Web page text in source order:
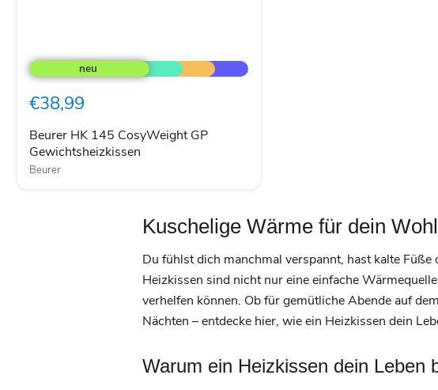
HK
145
GP
€38,99
Beurer HK 145 CosyWeight GP
Gewichtsheizkissen
Beurer
Kuschelige Wärme für dein
Du fühlst dich manchmal verspannt, hast kalte
Heizkissen sind nicht nur eine einfache
verhelfen können. Ob für gemütliche Abende auf
Nächten – entdecke hier, wie ein Heizkissen dein
Warum ein Heizkissen dein Leben